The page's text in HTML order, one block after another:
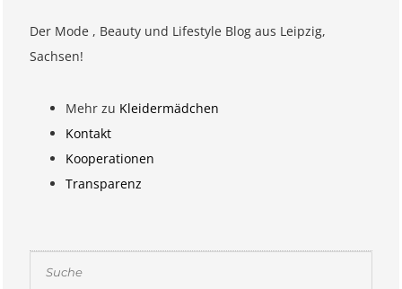
Der Mode , Beauty und Lifestyle Blog aus Leipzig,
Sachsen!
Mehr zu Kleidermädchen
Kontakt
Kooperationen
Transparenz